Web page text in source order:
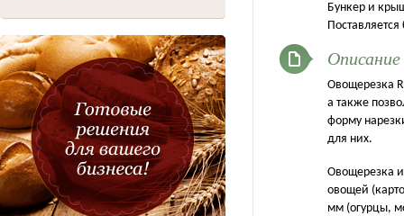
Бункер и
Описание
Овощерезка
а также
форму
для них.
Овощерезка
овощей
мм (огурцы,